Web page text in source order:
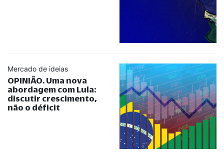
Mercado de ideias
OPINIÃO. Uma nova
abordagem com Lula:
discutir crescimento,
não o déficit